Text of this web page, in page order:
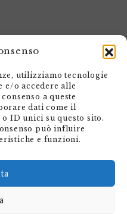
utilizziamo tecnologie
e/o accedere alle
a queste
dati come il
ID unici su questo sito.
può influire
e funzioni.